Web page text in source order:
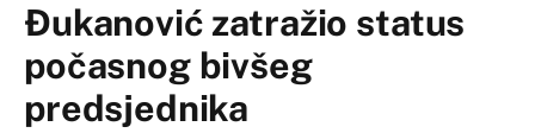
Đukanović zatražio status
počasnog bivšeg
predsjednika